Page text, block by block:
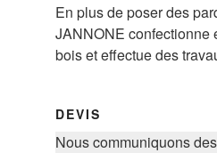
En plus de poser des
JANNONE confectionne
bois et effectue des
DEVIS
Nous communiquons